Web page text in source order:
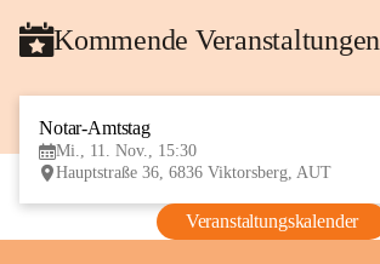
Kommende Veranstaltungen
Notar-Amtstag
Mi., 11. Nov., 15:30
Hauptstraße 36, 6836 Viktorsberg, AUT
Veranstaltungskalender